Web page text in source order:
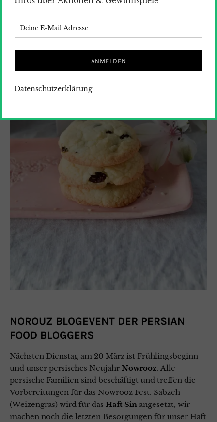
NOROUZ BLOGEVENT DER PERSIAN
FOOD BLOGGERS
Nächsten Dienstag am 20 März ist Frühlingsbeginn
und unser persisches Neujahr Nowrooz. Alle
persische Familien sind beschäftigt und treffen die
Vorbereitungen für das Nowrooz Fest. Sabzeh
(Weizengras) wird für das Haft Sin angesetzt, wir
machen noch die letzten Besorgungen für unser Haft
Datenschutzerklärung